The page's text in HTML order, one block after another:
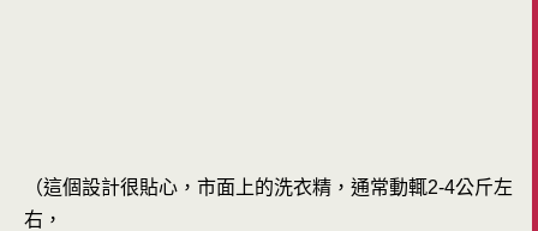
（這個設計很貼心，市面上的洗衣精，通常動輒2-4公斤左
右，